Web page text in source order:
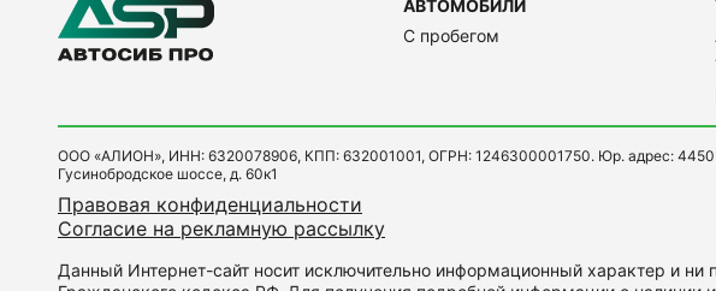
АВТОМОБИЛИ
C пробегом
ООО «АЛИОН», ИНН: 6320078906, КПП: 632001001, ОГРН: 1246300001750. Юр. адрес:
Гусинобродское шоссе, д. 60к1
Правовая конфиденциальности
Согласие на рекламную рассылку
Данный Интернет-сайт носит исключительно информационный характер и